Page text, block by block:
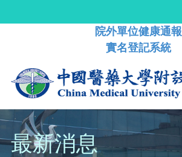
院外單位健康通報
實名登記系統
最新消息